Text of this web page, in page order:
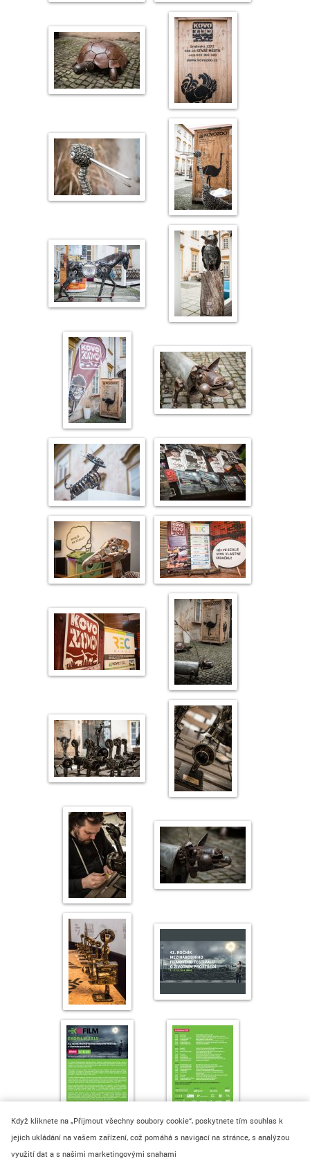
Když kliknete na „Přijmout všechny soubory cookie“, poskytnete tím souhlas k
jejich ukládání na vašem zařízení, což pomáhá s navigací na stránce, s analýzou
využití dat a s našimi marketingovými snahami